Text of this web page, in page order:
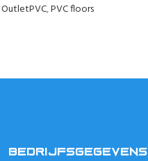
OutletPVC,PVC floors
BEDRIJFSGEGEVENS